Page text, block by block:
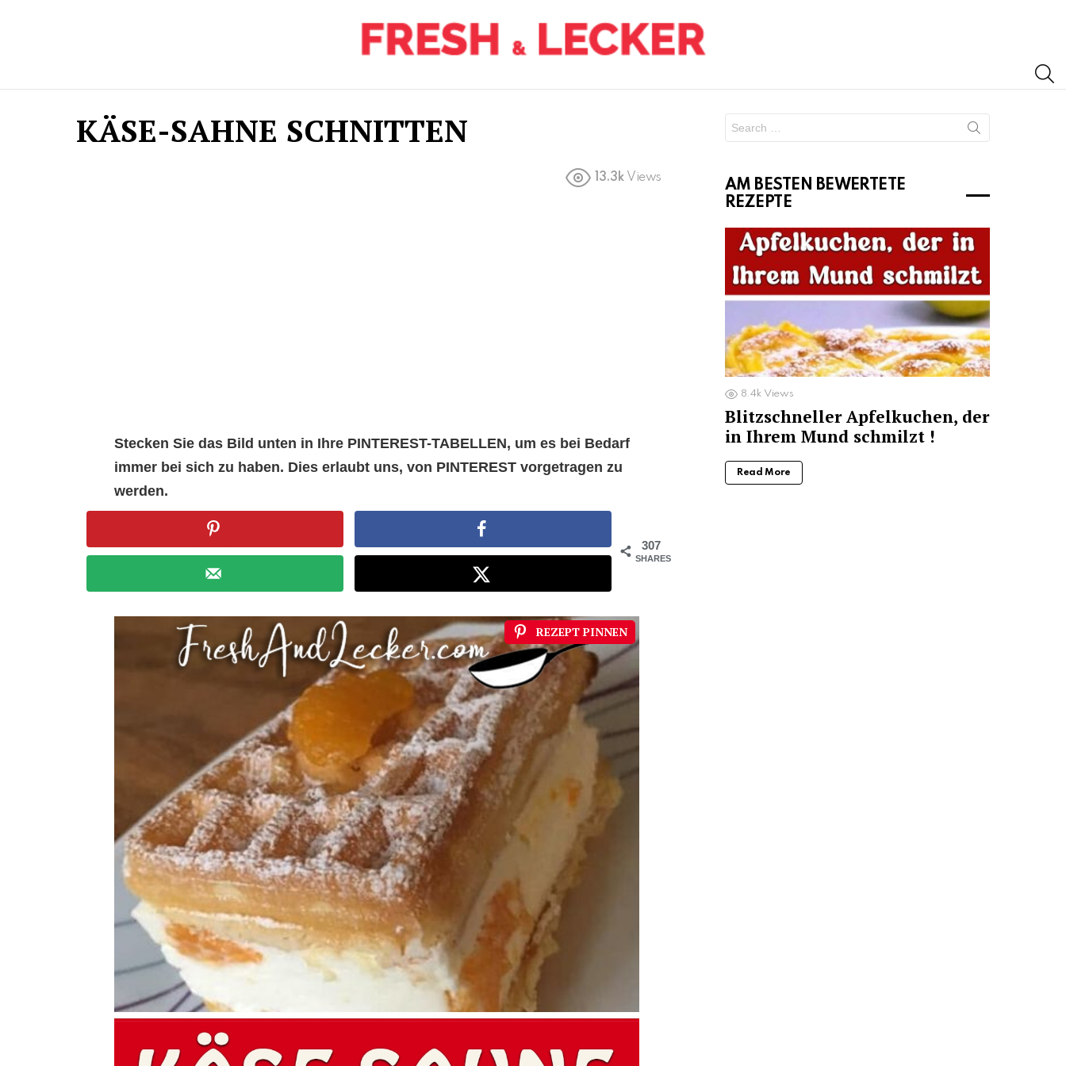
KÄSE-SAHNE SCHNITTEN
13.3k Views
Stecken Sie das Bild unten in Ihre PINTEREST-TABELLEN, um es bei Bedarf
immer bei sich zu haben. Dies erlaubt uns, von PINTEREST vorgetragen zu
werden.
307
SHARES
REZEPT PINNEN
for:
AM BESTEN BEWERTETE
REZEPTE
8.4k Views
Blitzschneller Apfelkuchen, der
in Ihrem Mund schmilzt !
Read More